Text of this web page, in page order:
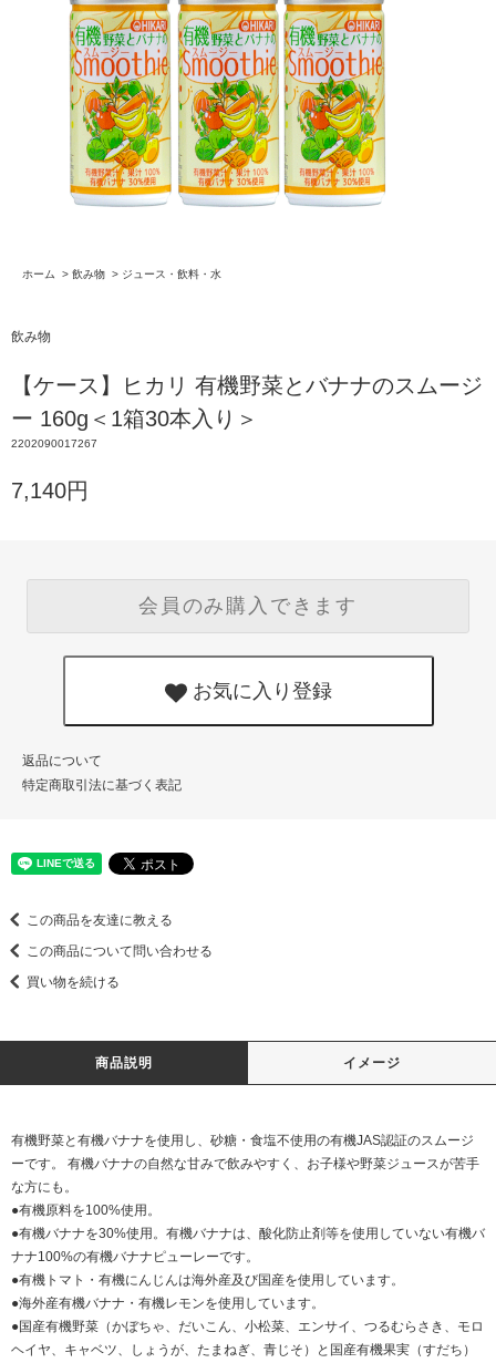
ホーム > 飲み物 > ジュース・飲料・水
飲み物
【ケース】ヒカリ 有機野菜とバナナのスムージ
ー 160g＜1箱30本入り＞
2202090017267
7,140円
会員のみ購入できます
お気に入り登録
返品について
特定商取引法に基づく表記
この商品を友達に教える
この商品について問い合わせる
買い物を続ける
商品説明 イメージ
有機野菜と有機バナナを使用し、砂糖・食塩不使用の有機JAS認証のスムージ
ーです。 有機バナナの自然な甘みで飲みやすく、お子様や野菜ジュースが苦手
な方にも。
●有機原料を100%使用。
●有機バナナを30%使用。有機バナナは、酸化防止剤等を使用していない有機バ
ナナ100%の有機バナナピューレーです。
●有機トマト・有機にんじんは海外産及び国産を使用しています。
●海外産有機バナナ・有機レモンを使用しています。
●国産有機野菜（かぼちゃ、だいこん、小松菜、エンサイ、つるむらさき、モロ
ヘイヤ、キャベツ、しょうが、たまねぎ、青じそ）と国産有機果実（すだち）